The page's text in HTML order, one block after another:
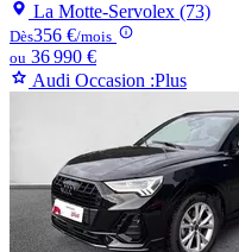
La Motte-Servolex (73)
Dès356 €/mois
ou 36 990 €
Audi Occasion :Plus